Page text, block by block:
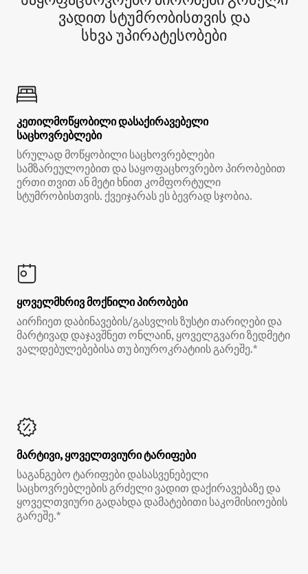
ვადით სტუმრობისთვის და
სხვა უპირატესობები
კეთილმოწყობილი დასაქირავებელი
საცხოვრებლები
სრულად მოწყობილი საცხოვრებლები
სამზარეულოებით და საყოფაცხოვრებო პირობებით
ერთი თვით ან მეტი ხნით კომფორტული
სტუმრობისთვის. ქვეიჯარას ეს ბევრად სჯობია.
ყოველმხრივ მოქნილი პირობები
აირჩიეთ დაბინავების/გასვლის ზუსტი თარიღები და
მარტივად დაჯავშნეთ ონლაინ, ყოველგვარი ზედმეტი
ვალდებულებებისა თუ ბიუროკრატიის გარეშე.*
მარტივი, ყოველთვიური ტარიფები
საგანგებო ტარიფები დასასვენებელი
საცხოვრებლების გრძელი ვადით დაქირავებაზე და
ყოველთვიური გადახდა დამატებითი საკომისიოების
გარეშე.*